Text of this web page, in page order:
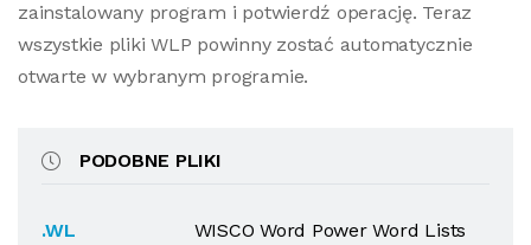
zainstalowany program i potwierdź operację. Teraz
wszystkie pliki WLP powinny zostać automatycznie
otwarte w wybranym programie.
PODOBNE PLIKI
.WL
WISCO Word Power Word Lists